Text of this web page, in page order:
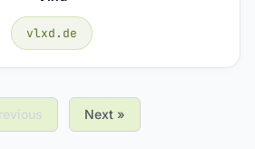
vlxd.de
Next »